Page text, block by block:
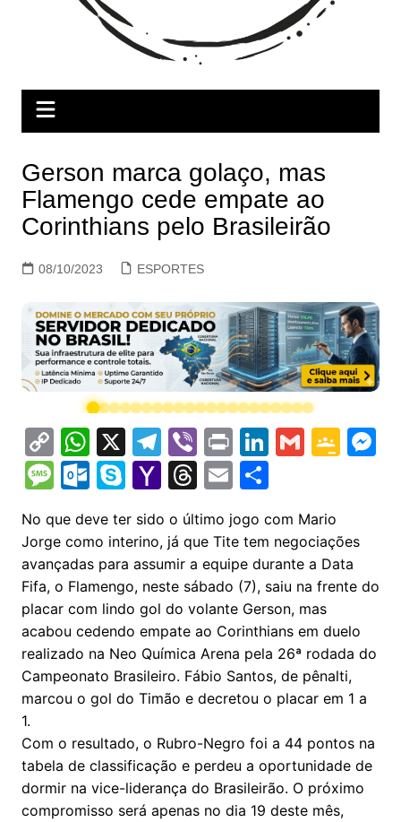
Gerson marca golaço, mas
Flamengo cede empate ao
Corinthians pelo Brasileirão
08/10/2023 ESPORTES
C
o
p
y
Li
n
k
W
h
at
s
A
p
p
X T
el
e
gr
a
m
Vi
b
er
Pr
in
t
Li
n
k
e
dI
n
G
l
G
gl
e
Cl
s
sr
o
m
M
n
M
s
s
a
g
e
O
lo
o
k.
c
o
m
S
y
p
e
Y
h
o
o
M
ai
l
T
e
a
d
s
E
ai
l
S
ar
e
No que deve ter sido o último jogo com Mario
Jorge como interino, já que Tite tem negociações
avançadas para assumir a equipe durante a Data
Fifa, o Flamengo, neste sábado (7), saiu na frente do
placar com lindo gol do volante Gerson, mas
acabou cedendo empate ao Corinthians em duelo
realizado na Neo Química Arena pela 26ª rodada do
Campeonato Brasileiro. Fábio Santos, de pênalti,
marcou o gol do Timão e decretou o placar em 1 a
1.
Com o resultado, o Rubro-Negro foi a 44 pontos na
tabela de classificação e perdeu a oportunidade de
dormir na vice-liderança do Brasileirão. O próximo
compromisso será apenas no dia 19 deste mês,